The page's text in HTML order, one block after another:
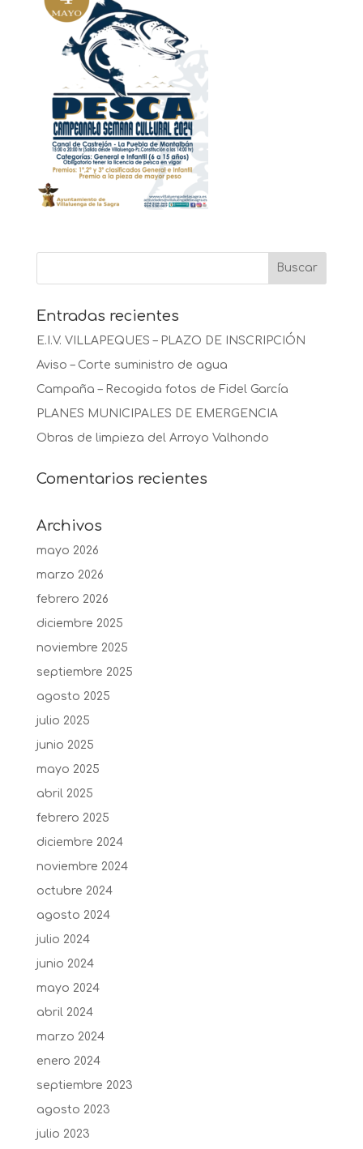
Entradas recientes
E.I.V. VILLAPEQUES – PLAZO DE INSCRIPCIÓN
Aviso – Corte suministro de agua
Campaña – Recogida fotos de Fidel García
PLANES MUNICIPALES DE EMERGENCIA
Obras de limpieza del Arroyo Valhondo
Comentarios recientes
Archivos
mayo 2026
marzo 2026
febrero 2026
diciembre 2025
noviembre 2025
septiembre 2025
agosto 2025
julio 2025
junio 2025
mayo 2025
abril 2025
febrero 2025
diciembre 2024
noviembre 2024
octubre 2024
agosto 2024
julio 2024
junio 2024
mayo 2024
abril 2024
marzo 2024
enero 2024
septiembre 2023
agosto 2023
julio 2023